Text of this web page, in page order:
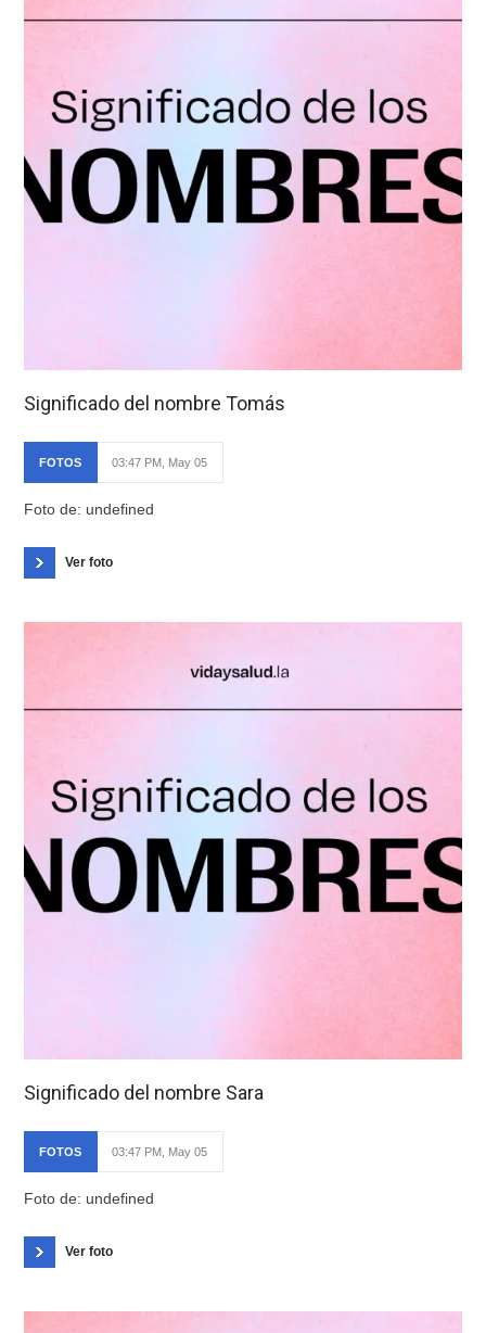
Significado del nombre Tomás
FOTOS 03:47 PM, May 05
Foto de: undefined
Ver foto
Significado del nombre Sara
FOTOS 03:47 PM, May 05
Foto de: undefined
Ver foto